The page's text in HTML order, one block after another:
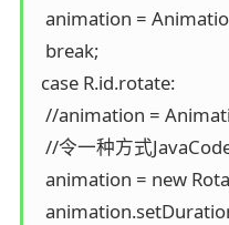
animation =
  break;
case R.id.rotate:
//animation =
//令一种方式
animation = new